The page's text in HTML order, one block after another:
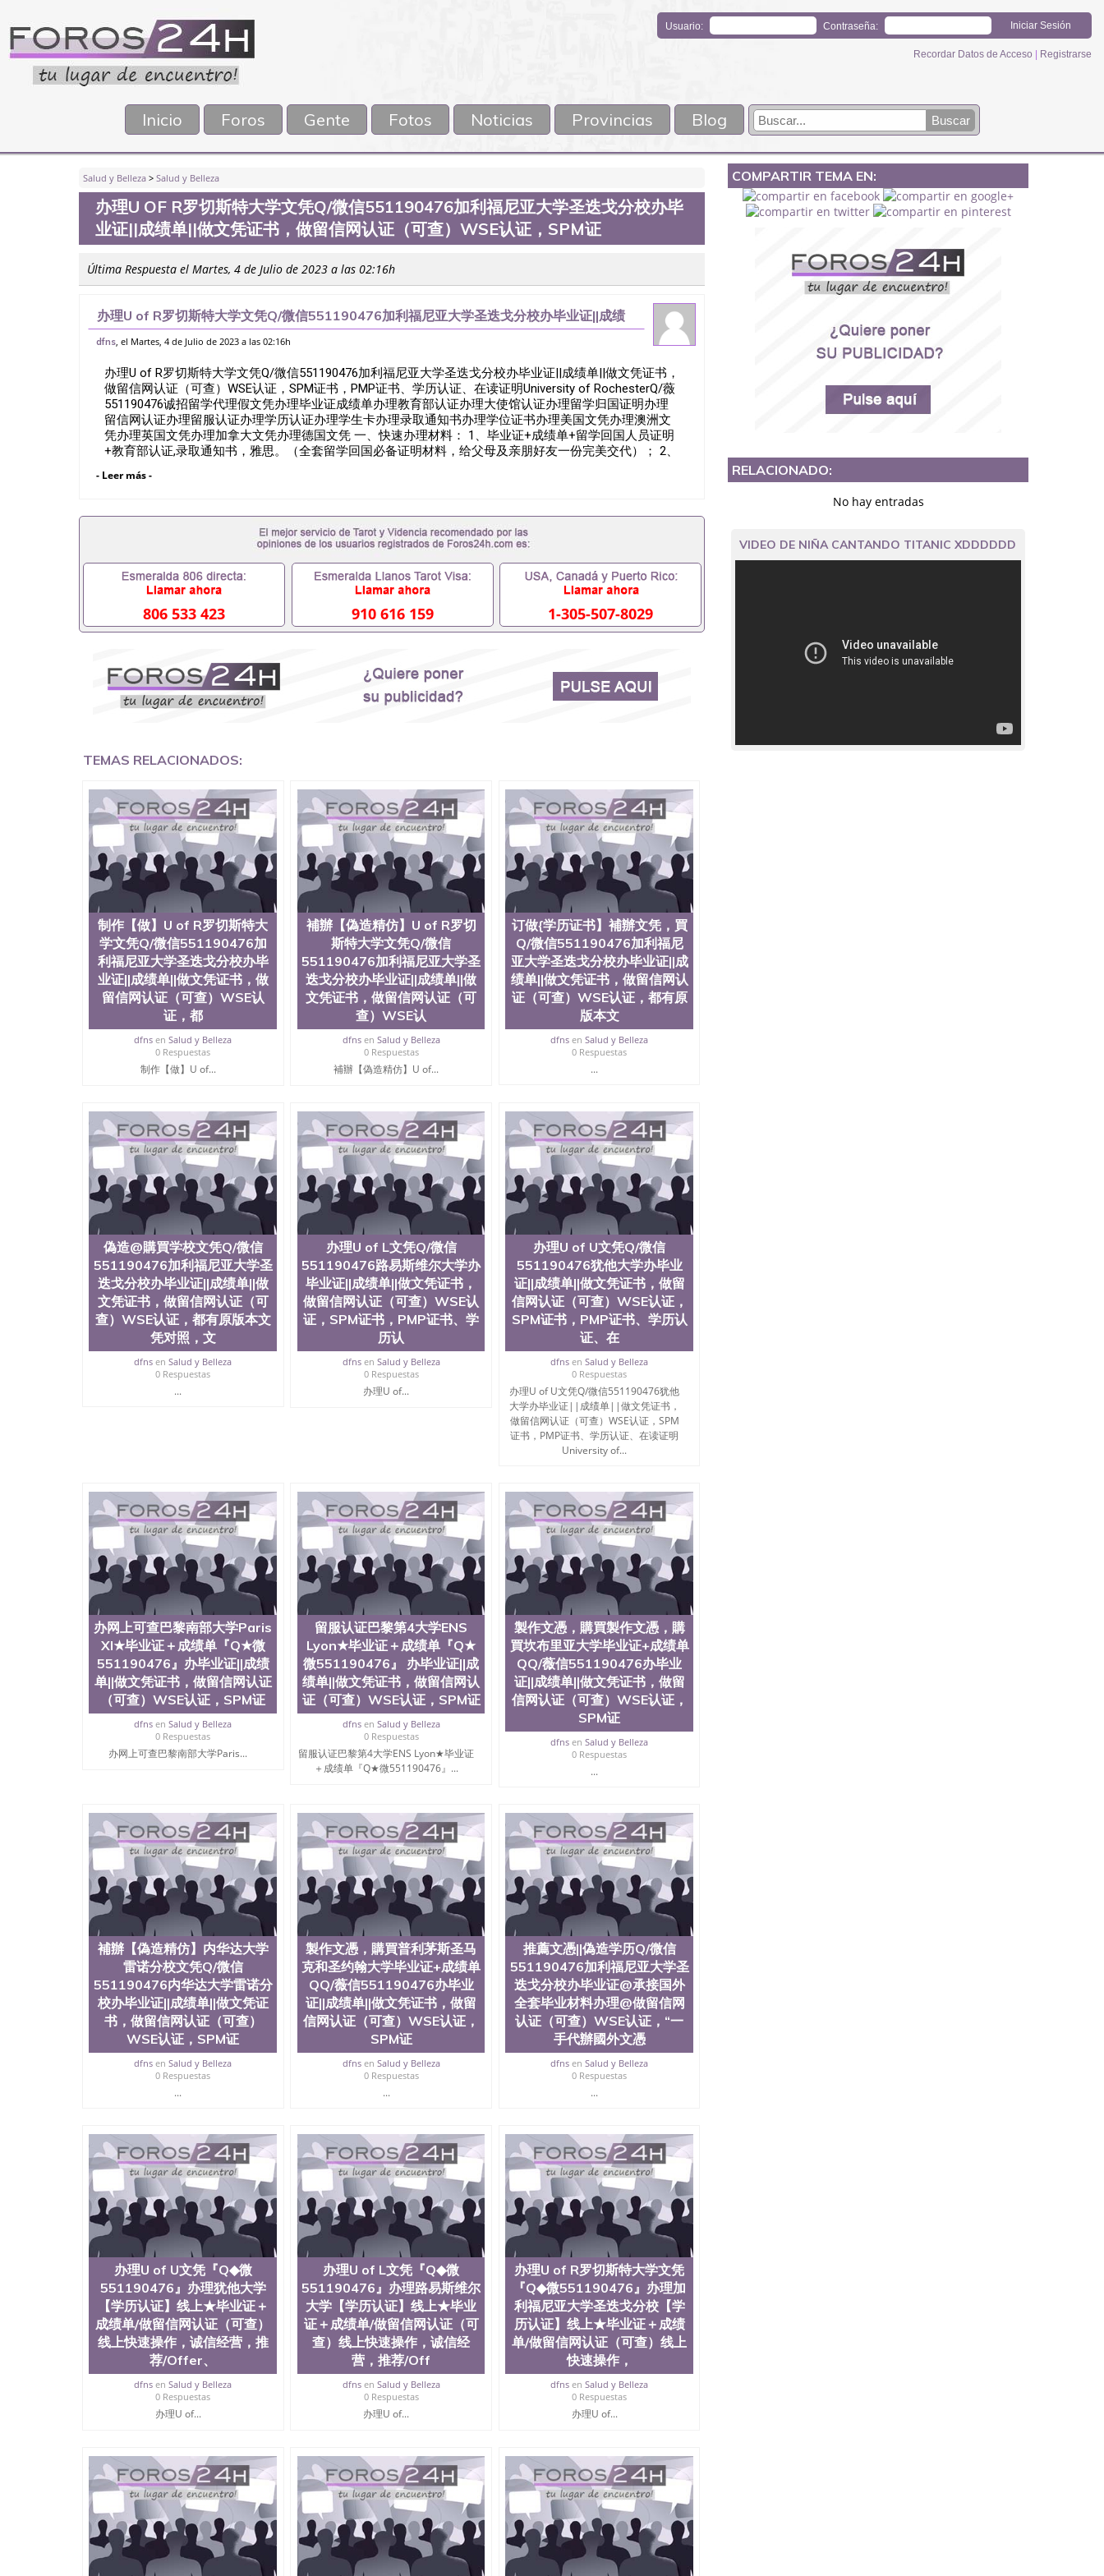
Usuario: Contraseña:
Recordar Datos de Acceso Registrarse
Inicio Foros Gente Fotos Noticias Provincias Blog
Salud y Belleza > Salud y Belleza
办理U OF R罗切斯特大学文凭Q/微信551190476加利福尼亚大学圣迭戈分校办毕
业证||成绩单||做文凭证书，做留信网认证（可查）WSE认证，SPM证
Última Respuesta el Martes, 4 de Julio de 2023 a las 02:16h
办理U of R罗切斯特大学文凭Q/微信551190476加利福尼亚大学圣迭戈分校办毕业证||成绩
单||做文凭证书，做留信网认证（可查）WSE认证，SPM证
dfns, el Martes, 4 de Julio de 2023 a las 02:16h
办理U of R罗切斯特大学文凭Q/微信551190476加利福尼亚大学圣迭戈分校办毕业证||成绩单||做文凭证书，
做留信网认证（可查）WSE认证，SPM证书，PMP证书、学历认证、在读证明University of RochesterQ/薇
551190476诚招留学代理假文凭办理毕业证成绩单办理教育部认证办理大使馆认证办理留学归国证明办理
留信网认证办理留服认证办理学历认证办理学生卡办理录取通知书办理学位证书办理美国文凭办理澳洲文
凭办理英国文凭办理加拿大文凭办理德国文凭 一、快速办理材料： 1、毕业证+成绩单+留学回国人员证明
+教育部认证,录取通知书，雅思。（全套留学回国必备证明材料，给父母及亲朋好友一份完美交代）； 2、
到）。 注：上述材料，随时都可以安排办理，毕业证成绩单，学校，专业，学位，毕业时间都可以根据客
要定居国外需要办理什么材料551190476入职事业单位/国企假的毕业证会查吗551190476入职国企/事业单
位需要些什么材料551190476办理假毕业证在国内能用吗, 挂科拿不到毕业证怎么办, 毕业证丢了怎么办, 没
有正常毕业怎么办理毕业证,没毕业可以办学历认证吗,您是否因为中途辍学、挂科而没有正常毕业
551190476您是否因为递交材料不齐而被拒之门外551190476您是否因没正常毕业而导致回国得不到教育部
认证在校挂科了不想读了,成绩不理想毕不了业怎么办551190476找工作没有文凭怎么办,怎么办理本科/研究
生文凭551190476如何办理本科/硕士毕业证551190476网上买文凭可靠吗551190476哪里可以买国外文凭
551190476国外本科毕业证怎么办理551190476国外大学文凭可以打工作吗551190476怎么办理 外假毕业证
551190476哪里可以制作美国毕业证551190476哪里可以办理澳洲毕业证551190476留学生在哪里可以买假
551190476假文凭网上能查到吗551190476 如何拿到国外毕业证QQ微信551190476办假大学毕业证QQ微信
551190476国外毕业证去哪认证QQ微信551190476找毕业证封皮QQ微信551190476国外毕业证外壳定制QQ
微信551190476快速代办国外毕业证QQ微信551190476快速拿到国外文凭QQ微信551190476国外留学文凭
上买文凭可靠吗QQ微信551190476买国外文凭质量QQ微信551190476国外本科毕业证怎么办理QQ微信
证QQ微信551190476办理国外毕业证价格QQ微信551190476国外编号查询QQ微信551190476办理国外文凭
要交定金吗QQ微信551190476办国外可查文凭QQ微信551190476网上购买真文凭可信吗QQ微信551190476
学士学位证书查询机构QQ微信551190476 国外资格证书办理QQ微信551190476如何办理学历认证QQ微信
551190476海外文凭认证办理QQ微信551190476 圣何塞州立大学（San Jose State University, 又译为“圣荷
西州立大学”）成立于1857年，简称SJSU，是加州历史悠久的大学之一，也是美西地区的公立大学之一。
位于圣何塞市San Jose中心，占地154公顷。它是一所位于加利福尼亚州的著名综合性公立大学，它以极
高的就业率，全美名列前茅的毕业薪资，浓厚的多元化学术氛围，杰出的本科教育质量，被《福克斯》杂
志评选为全美50强公立综合性大学，每年有来自世界各地的成百上千的海外学生前往求学。 至今，这是一
所在世界上享有学术地位、声誉、实习机会和影响力的高等教育机构，并获誉为美国本科教育质量的核心
代表。其计算机系与会计系更是在当今美国大学教学排名中表现优异。其毕业生大多可以在其所处地域的
世界硅谷中心得到工作机会。许多硅谷公司甚至在学生大三和大四的学期提供许多相应科系的实习机会。
无论是加州大学系统(UC)，还是加州州立大学系统(CSU), 圣何塞州立大学都占据着加州所有大学中的地理
位置。 圣何塞州立大学座落于硅谷(Silicon Valley), 于附近的旧金山-圣何塞地区为全美的重要科技中心。约
有学生三万人，超过134种学士学科和65个硕士学科，并有来自世界60余国的学生来此就读。其有名的科
系如计算机科学，电子工程学，工商管理学，艺术设计，和航空学等，深受性肯定及好评；而各种大学部
和研究所的商学课程也吸引了众多不同国家的专业人士前来研究与学习。 二、办理流程： 1、收集客户办
理信息； 2、客户付定金下单； 3、公司确认到账转制作点做电子图； 4、电子图做好发给客户确认； 5、
电子图确认好转成品部做成品； 6、成品做好拍照或者视频确认再付余款； 7、快递给客户（国内顺丰，国
外DHL）。 三、真实网上可查的证明材料 1、教育部学历学位认证，留服真实存档可查，存档。 2、留学回
程学院、健康与人类发展学院、信息工程与科学学院、人文学院、护理学院、科学学院等。学校的教育学
院排名在全美前十名，工学院排名在前十五名，且继续攀升中。纽约大学为学生们提供本科、硕士及博士
学位。学校的专业课程包括：会计学、MBA、财务、教育、建筑工程、经济、医学、护理、文学、音乐、
生物学、统计学、美术、电子工程、天文学、农业、环境污染控制、历史、电气工程、生物工程、建筑设
计、工商管理、材料科学、机械工程、航天工程、土木工程、数学、化学、英语、社会科学、心理学、戏
剧、市场营销、机械工程、计算机科学、物理学、人工智能、商科、金融专业 1、客户提供相关材料，确
定客户办理信息，给出操作方案； 2、补充毕业证成绩单等相关材料； 3、留服注册申请账号，付定金；
4、预约递交时间，公司人员陪同客户本人一起去留服递交材料； 5、等待结果，完成结果书留服直接邮寄
给客户 6、客户确认收到结果，付余款。 我们对海外大学及学院的毕业证成绩单所使用的材料，尺寸大
小，防伪结构（包括：水印，阴影底纹，钢印LOGO烫金烫银，LOGO烫金烫银复合重叠。 文字图案浮雕，
激光镭射，紫外荧光，温感，复印防伪）都有原版本文凭对照。质量得到了广大海外客户群体的认可，同
时和海外学校留学中介， 同时能做到与时俱进，及时掌握各大院校的（毕业证，成绩单，资格证，学生
卡，结业证，录取通知书，在读证明等相关材料）的版本更新信息， 能够在时间掌握的海外学历文凭的样
版，尺寸大小，纸张材质，防伪技术等等，并在时间收集到原版实物，以求达到客户的需求。 我们的优
势： 我们在保证合理定价的同时，坚持较高性价比，通过品质和效率不断优化，为您倾情诠释什么是高性
价比。 咨询顾问：Sam q/微信:551190476 Q/微信:551190476办理毕业证成绩单、教育部认证,录取通知
书，雅思，留学回国证明.
公司专业制作、办理、仿制、成绩单文凭、改成绩、教育部学历学位认证、毕业证、成绩单、文凭、学历
文凭、假文凭假毕业证假学历书制作、假制作、办理、仿制学位证书、毕业证文凭、文凭毕业证、毕业证
认证、留服认证、使馆认证、使馆证明、使馆留学回国人员证明、留学生认证、学历认证、文凭认证学位
认证、留学生学历认证、留学生学位认证、英国文凭学历、美国文凭学历、澳洲文凭学历、加拿大文凭学
University）圣何塞州立大学成绩单（San Jose State University）圣何塞州立大学成绩单（ San Jose State
University）圣何塞州立大学成绩单（San Jose State University）成绩单圣何塞州立大学文凭（San Jose
State University）圣何塞州立大学（San Jose State University）圣何塞州立大学（San Jose State
University）圣何塞州立大学（ San Jose State University）圣何塞州立大学（San Jose State University）
圣何塞州立大学文凭（San Jose State University）圣何塞州立大学文凭（San Jose State University）文凭
圣何塞州立大学文凭（San Jose State University）圣何塞州立大学学历（ San Jose State University）圣何
塞州立大学学历（San Jose State University）圣何塞州立大学学历（San Jose State University）圣 塞州立
大学学历（San Jose State University）圣何塞州立大学（San Jose State University）圣何塞州立大学
（San Jose State University）圣何塞州立大学（San Jose State University）圣何塞州立大学（San Jose
State University）圣何塞州立大学学位证（San Jose State University）圣何塞州立大学学位证（San Jose
State University）圣何塞州立大学学位证（San Jose State University）圣何塞州立大学（San Jose State
University）圣何塞州立大学（San Jose State University）圣何塞州立大学（San Jose State University）圣
何塞州立大学（San Jose State University）圣何塞州立大学学位证（San Jose State University）圣何塞州
立大学学位证（San Jose State University）圣何塞州立大学结业证（San Jose State University）圣何塞州
立大学结业证（San Jose State University）圣何塞州立大学结业证（San Jose State University）圣何塞州
立大学学位证（San Jose State University）圣何塞州立大学学位证（San Jose State University）圣何塞州
立大学学历证书（San Jose State University）圣何塞州立大学学历证书（San Jose State University）圣何
塞州立大学学历证书（San Jose State University）澳洲读书未毕业找人做文凭学位qq微信551190476澳洲
读CQU中央昆士兰大学学历 绩单购买学位证书/澳洲读本科硕士做文凭/购买澳洲大学毕业证成绩单假文凭
理U of R罗切斯特大学文凭Q/微信551190476加利福尼亚大学圣迭戈分校办毕业证||成绩单||做文凭证书，做
留信网认证（可查）WSE认证，SPM证书，PMP证书、学历认证、在读证明University of Rochester
- Leer más -
806 533 423 910 616 159 1-305-507-8029
TEMAS RELACIONADOS:
制作【做】U of R罗切斯特大
学文凭Q/微信551190476加
利福尼亚大学圣迭戈分校办毕
业证||成绩单||做文凭证书，做
留信网认证（可查）WSE认
证，都
dfns enSalud y Belleza
0 Respuestas
制作【做】U of...
補辦【偽造精仿】U of R罗切
斯特大学文凭Q/微信
551190476加利福尼亚大学圣
迭戈分校办毕业证||成绩单||做
文凭证书，做留信网认证（可
查）WSE认
dfnsen Salud y Belleza
0 Respuestas
補辦【偽造精仿】U of...
订做{学历证书】補辦文凭，買
Q/微信551190476加利福尼
亚大学圣迭戈分校办毕业证||成
绩单||做文凭证书，做留信网认
证（可查）WSE认证，都有原
版本文
dfns enSalud y Belleza
0 Respuestas
...
偽造@購買学校文凭Q/微信
551190476加利福尼亚大学圣
迭戈分校办毕业证||成绩单||做
文凭证书，做留信网认证（可
查）WSE认证，都有原版本文
凭对照，文
dfns enSalud y Belleza
0 Respuestas
...
办理U of L文凭Q/微信
551190476路易斯维尔大学办
毕业证||成绩单||做文凭证书，
做留信网认证（可查）WSE认
证，SPM证书，PMP证书、学
历认
dfnsen Salud y Belleza
0 Respuestas
办理U of...
办理U of U文凭Q/微信
551190476犹他大学办毕业
证||成绩单||做文凭证书，做留
信网认证（可查）WSE认证，
SPM证书，PMP证书、学历认
证、在
dfns enSalud y Belleza
0 Respuestas
办理U of U文凭Q/微信551190476犹他
大学办毕业证||成绩单||做文凭证书，
做留信网认证（可查）WSE认证，SPM
证书，PMP证书、学历认证、在读证明
University of...
办网上可查巴黎南部大学Paris
XI★毕业证＋成绩单『Q★微
551190476』办毕业证||成绩
单||做文凭证书，做留信网认证
（可查）WSE认证，SPM证
dfns enSalud y Belleza
0 Respuestas
办网上可查巴黎南部大学Paris...
留服认证巴黎第4大学ENS
Lyon★毕业证＋成绩单『Q★
微551190476』 办毕业证||成
绩单||做文凭证书，做留信网认
证（可查）WSE认证，SPM证
dfnsen Salud y Belleza
0 Respuestas
留服认证巴黎第4大学ENS Lyon★毕业证
＋成绩单『Q★微551190476』...
製作文憑，購買製作文憑，購
買坎布里亚大学毕业证+成绩单
QQ/薇信551190476办毕业
证||成绩单||做文凭证书，做留
信网认证（可查）WSE认证，
SPM证
dfns enSalud y Belleza
0 Respuestas
...
補辦【偽造精仿】内华达大学
雷诺分校文凭Q/微信
551190476内华达大学雷诺分
校办毕业证||成绩单||做文凭证
书，做留信网认证（可查）
WSE认证，SPM证
dfns enSalud y Belleza
0 Respuestas
...
製作文憑，購買普利茅斯圣马
克和圣约翰大学毕业证+成绩单
QQ/薇信551190476办毕业
证||成绩单||做文凭证书，做留
信网认证（可查）WSE认证，
SPM证
dfnsen Salud y Belleza
0 Respuestas
...
推薦文憑||偽造学历Q/微信
551190476加利福尼亚大学圣
迭戈分校办毕业证@承接国外
全套毕业材料办理@做留信网
认证（可查）WSE认证，“一
手代辦國外文憑
dfns enSalud y Belleza
0 Respuestas
...
办理U of U文凭『Q◆微
551190476』办理犹他大学
【学历认证】线上★毕业证＋
成绩单/做留信网认证（可查）
线上快速操作，诚信经营，推
荐/Offer、
dfns enSalud y Belleza
0 Respuestas
办理U of...
办理U of L文凭『Q◆微
551190476』办理路易斯维尔
大学【学历认证】线上★毕业
证＋成绩单/做留信网认证（可
查）线上快速操作，诚信经
营，推荐/Off
dfnsen Salud y Belleza
0 Respuestas
办理U of...
办理U of R罗切斯特大学文凭
『Q◆微551190476』办理加
利福尼亚大学圣迭戈分校【学
历认证】线上★毕业证＋成绩
单/做留信网认证（可查）线上
快速操作，
dfns enSalud y Belleza
0 Respuestas
办理U of...
COMPARTIR TEMA EN:
RELACIONADO:
No hay entradas
VIDEO DE NIÑA CANTANDO TITANIC XDDDDDD